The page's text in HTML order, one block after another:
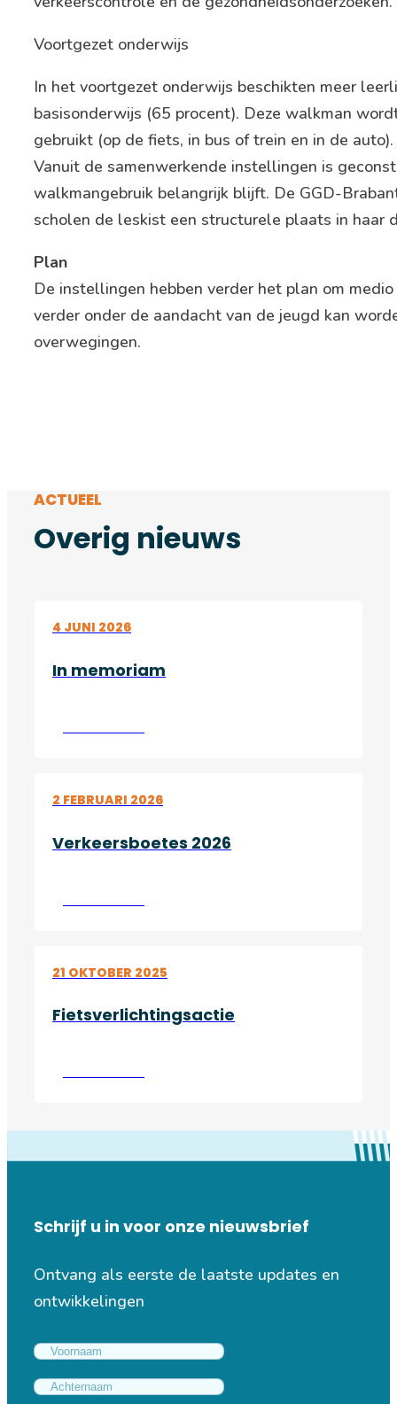
Voortgezet onderwijs
In het voortgezet onderwijs beschikten meer
basisonderwijs (65 procent). Deze walkman
gebruikt (op de fiets, in bus of trein en in de auto).
Vanuit de samenwerkende instellingen is
walkmangebruik belangrijk blijft. De GGD-
scholen de leskist een structurele plaats in haar
Plan
De instellingen hebben verder het plan om
verder onder de aandacht van de jeugd kan
overwegingen.
ACTUEEL
Overig nieuws
4 JUNI 2026
In memoriam
2 FEBRUARI 2026
Verkeersboetes 2026
21 OKTOBER 2025
Fietsverlichtingsactie
Lees verder
Schrijf u in voor onze nieuwsbrief
Ontvang als eerste de laatste updates en
ontwikkelingen